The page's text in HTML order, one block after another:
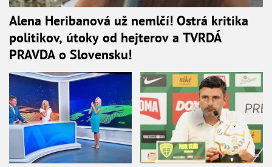
Alena Heribanová už nemlčí! Ostrá kritika
politikov, útoky od hejterov a TVRDÁ
PRAVDA o Slovensku!